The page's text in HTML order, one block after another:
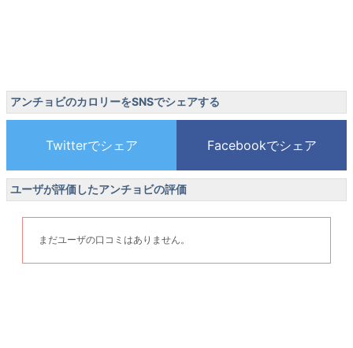
アンチョビのカロリーをSNSでシェアする
ユーザが評価したアンチョビの評価
まだユーザの口コミはありません。